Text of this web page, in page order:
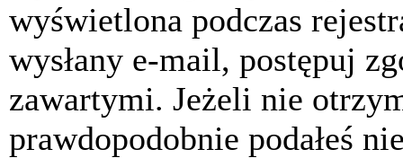
wyświetlona podczas
wysłany e-mail, postępuj
zawartymi. Jeżeli nie
prawdopodobnie podałeś